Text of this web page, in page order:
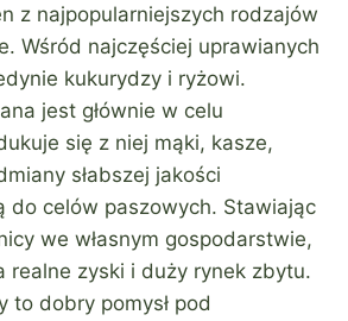
z najpopularniejszych rodzajów
Wśród najczęściej uprawianych
kukurydzy i ryżowi.
jest głównie w celu
się z niej mąki, kasze,
słabszej jakości
do celów paszowych. Stawiając
we własnym gospodarstwie,
realne zyski i duży rynek zbytu.
to dobry pomysł pod